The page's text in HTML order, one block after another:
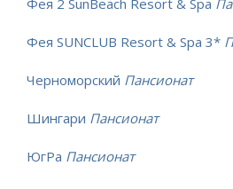
Фея 2 SunBeach Resort & Spa
Фея SUNCLUB Resort & Spa 3*
Черноморский Пансионат
Шингари Пансионат
ЮгРа Пансионат